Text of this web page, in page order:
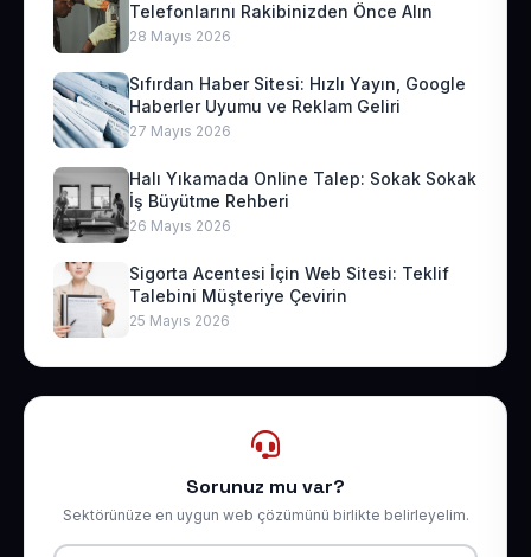
Telefonlarını Rakibinizden Önce Alın
28 Mayıs 2026
Sıfırdan Haber Sitesi: Hızlı Yayın, Google
Haberler Uyumu ve Reklam Geliri
27 Mayıs 2026
Halı Yıkamada Online Talep: Sokak Sokak
İş Büyütme Rehberi
26 Mayıs 2026
Sigorta Acentesi İçin Web Sitesi: Teklif
Talebini Müşteriye Çevirin
25 Mayıs 2026
Sorunuz mu var?
Sektörünüze en uygun web çözümünü birlikte belirleyelim.